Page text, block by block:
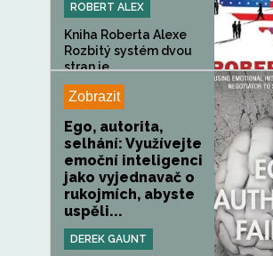
ROBERT ALEX
Kniha Roberta Alexe
Rozbitý systém dvou
stran je...
Zobrazit
Ego, autorita,
selhání: Využívejte
emoční inteligenci
jako vyjednavač o
rukojmích, abyste
uspěli...
DEREK GAUNT